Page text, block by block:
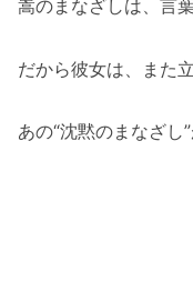
嵩のまなざしは、言
だから彼女は、また
あの“沈黙のまなざし